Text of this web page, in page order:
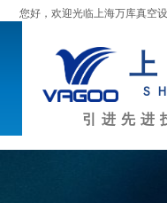
您好，欢迎光临上海万库真空
引进先进